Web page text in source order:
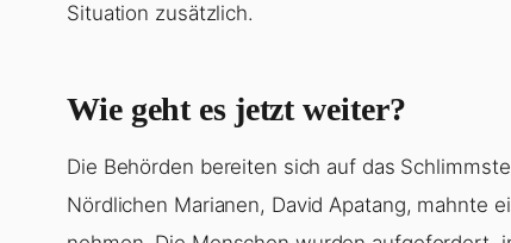
Situation zusätzlich.
Wie geht es jetzt weiter?
Die Behörden bereiten sich auf das
Nördlichen Marianen, David Apatang, mahnte